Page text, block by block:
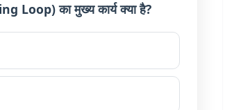
Loop) का मुख्य कार्य क्या है?